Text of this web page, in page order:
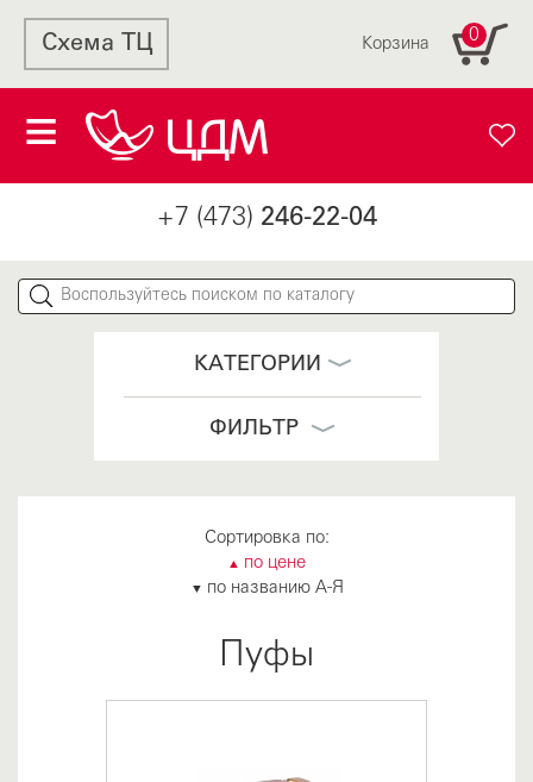
Схема ТЦ Корзина 0
+7 (473) 246-22-04
КАТЕГОРИИ
ФИЛЬТР
Сортировка по:
▲ по цене
▼ по названию А-Я
Пуфы